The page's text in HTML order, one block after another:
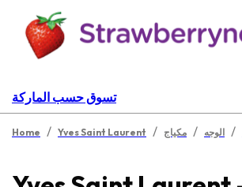
تسوق حسب الماركة
Home / Yves Saint Laurent / مكياج / الوجه /